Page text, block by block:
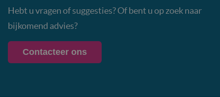
Hebt u vragen of suggesties? Of bent u op zoek naar
bijkomend advies?
Contacteer ons